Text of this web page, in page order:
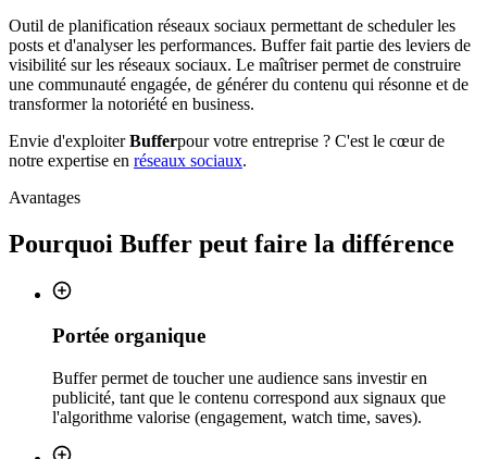
Outil de planification réseaux sociaux permettant de scheduler les
posts et d'analyser les performances. Buffer fait partie des leviers de
visibilité sur les réseaux sociaux. Le maîtriser permet de construire
une communauté engagée, de générer du contenu qui résonne et de
transformer la notoriété en business.
Envie d'exploiterBufferpour votre entreprise ? C'est le cœur de
notre expertise en réseaux sociaux.
Avantages
Pourquoi Buffer peut faire la différence
Portée organique
Buffer permet de toucher une audience sans investir en
publicité, tant que le contenu correspond aux signaux que
l'algorithme valorise (engagement, watch time, saves).